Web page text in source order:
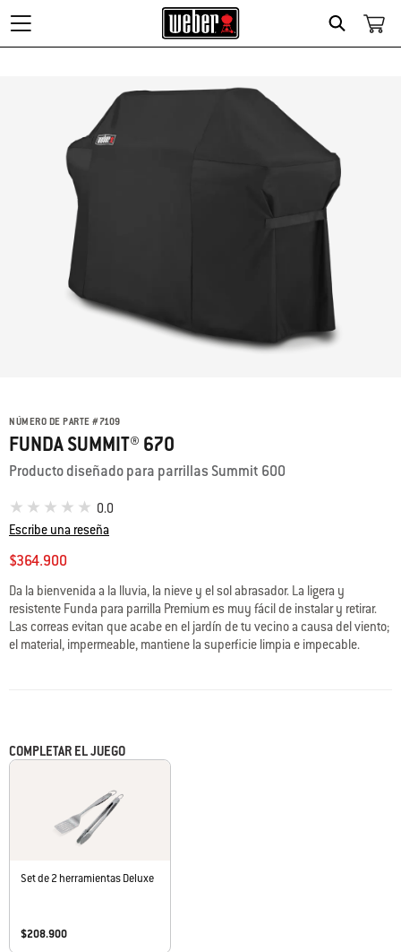
Search
NÚMERO DE PARTE #7109
FUNDA SUMMIT® 670
Producto diseñado para parrillas Summit 600
0.0
Escribe una reseña
$364.900
Da la bienvenida a la lluvia, la nieve y el sol abrasador. La ligera y
resistente Funda para parrilla Premium es muy fácil de instalar y retirar.
Las correas evitan que acabe en el jardín de tu vecino a causa del viento;
el material, impermeable, mantiene la superficie limpia e impecable.
COMPLETAR EL JUEGO
Set de 2 herramientas Deluxe
$208.900